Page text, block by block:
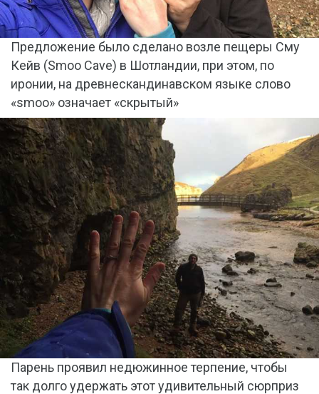
Предложение было сделано возле пещеры Сму
Кейв (Smoo Cave) в Шотландии, при этом, по
иронии, на древнескандинавском языке слово
«smoo» означает «скрытый»
Парень проявил недюжинное терпение, чтобы
так долго удержать этот удивительный сюрприз